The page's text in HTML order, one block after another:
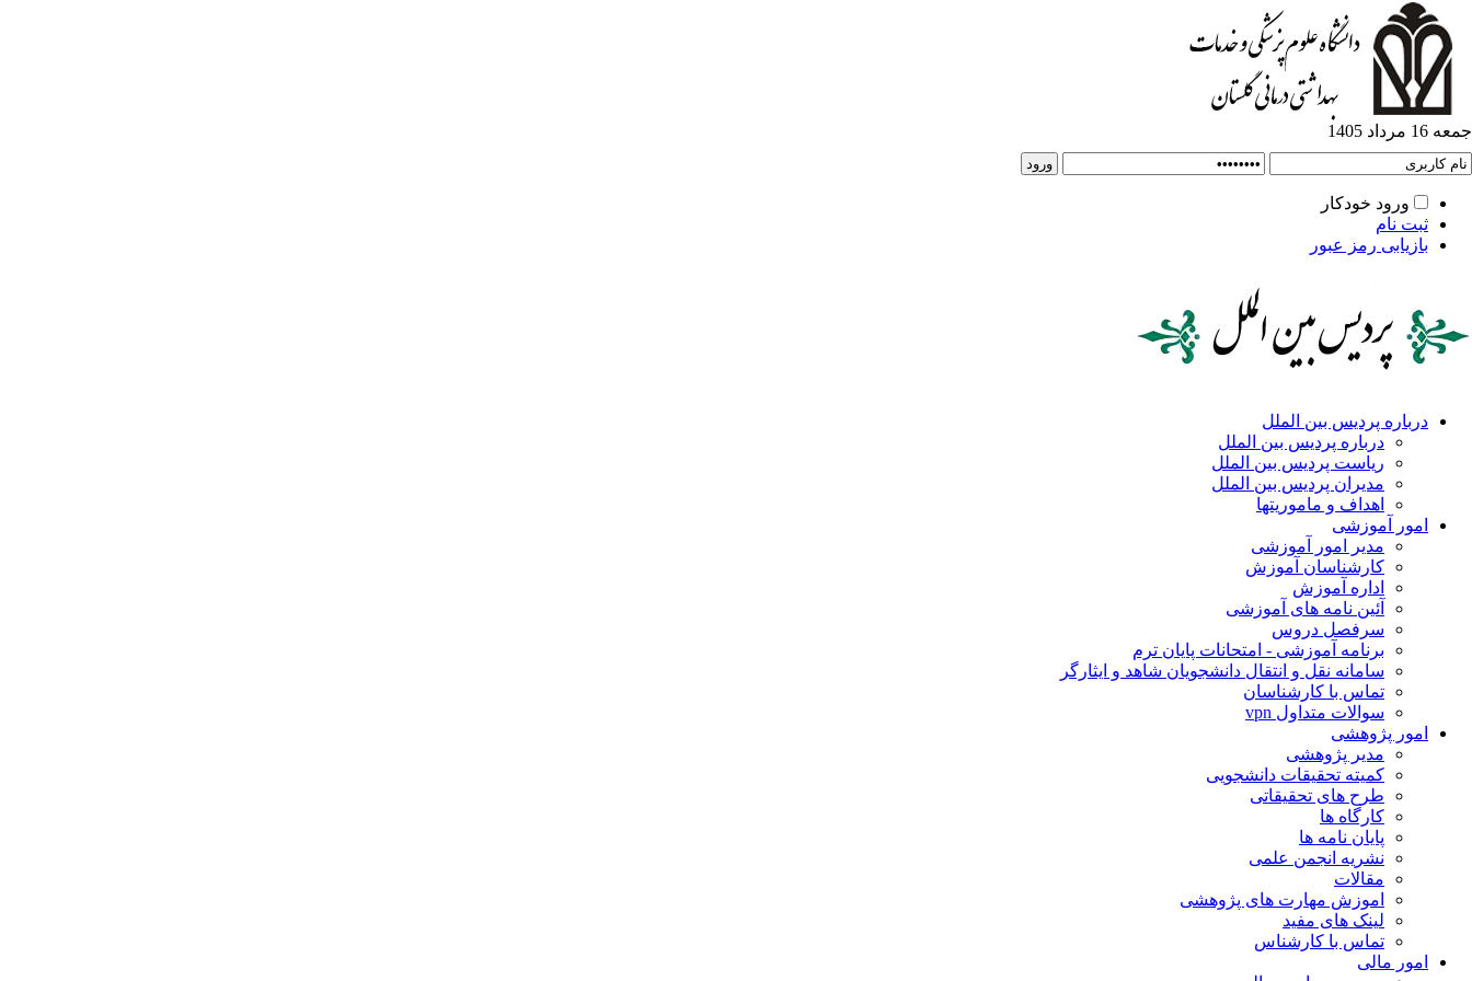
جمعه 16 مرداد 1405
ورود خودکار
ثبت نام
بازیابی رمز عبور
درباره پردیس بین الملل
درباره پردیس بین الملل
ریاست پردیس بین الملل
مدیران پردیس بین الملل
اهداف و ماموریتها
امور آموزشی
مدیر امور آموزشی
کارشناسان آموزش
اداره آموزش
آئین نامه های آموزشی
سرفصل دروس
برنامه آموزشی - امتحانات پایان ترم
سامانه نقل و انتقال دانشجویان شاهد و ایثارگر
تماس با کارشناسان
سوالات متداول vpn
امور پژوهشی
مدیر پژوهشی
کمیته تحقیقات دانشجویی
طرح های تحقیقاتی
کارگاه ها
پایان نامه ها
نشریه انجمن علمی
مقالات
اموزش مهارت های پژوهشی
لینک های مفید
تماس با کارشناس
امور مالی